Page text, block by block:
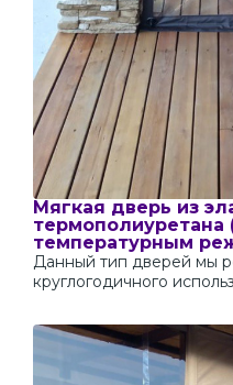
Мягкая дверь из
термополиуретана
температурным
Данный тип дверей мы
круглогодичного